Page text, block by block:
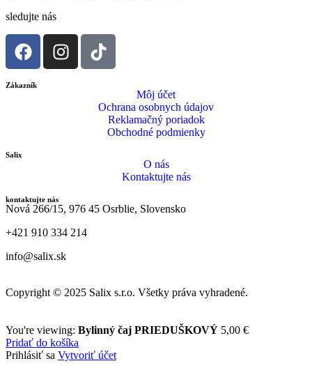
sledujte nás
Zákazník
Môj účet
Ochrana osobnych údajov
Reklamačný poriadok
Obchodné podmienky
Salix
O nás
Kontaktujte nás
kontaktujte nás
Nová 266/15, 976 45 Osrblie, Slovensko
+421 910 334 214
info@salix.sk
Copyright © 2025 Salix s.r.o. Všetky práva vyhradené.
You're viewing: Bylinný čaj PRIEDUŠKOVÝ 5,00 €
Pridať do košíka
Prihlásiť sa Vytvoriť účet